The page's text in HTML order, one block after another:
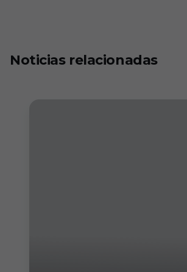
Noticias relacionadas